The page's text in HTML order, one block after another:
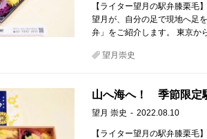
【ライター望月の駅弁膝栗毛
望月が、自分の足で現地へ足
弁」をご紹介します。 東京か
望月崇史
山へ海へ！ 季節限定
望月 崇史 2022.08.10
【ライター望月の駅弁膝栗毛